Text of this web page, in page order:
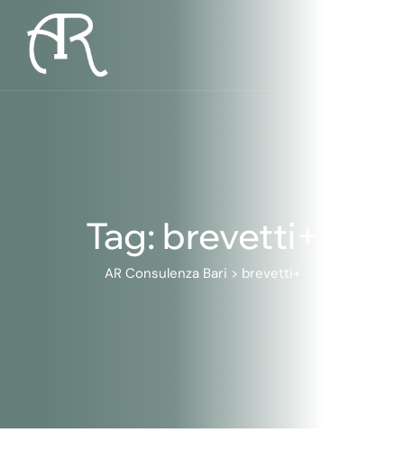
content
Tag: brevetti+
AR Consulenza Bari > brevetti+